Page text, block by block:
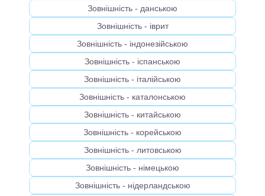
Зовнішність - данською
Зовнішність - іврит
Зовнішність - індонезійською
Зовнішність - іспанською
Зовнішність - італійською
Зовнішність - каталонською
Зовнішність - китайською
Зовнішність - корейською
Зовнішність - литовською
Зовнішність - німецькою
Зовнішність - нідерландською